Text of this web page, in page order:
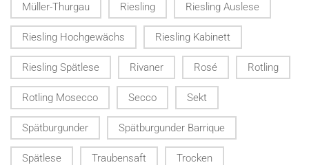
Müller-Thurgau Riesling Riesling Auslese
Riesling Hochgewächs Riesling Kabinett
Riesling Spätlese Rivaner Rosé Rotling
Rotling Mosecco Secco Sekt
Spätburgunder Spätburgunder Barrique
Spätlese Traubensaft Trocken